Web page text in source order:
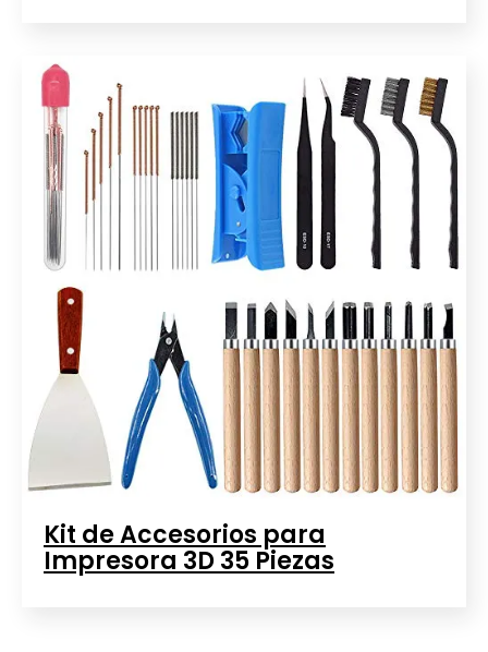
Kit de Accesorios para
Impresora 3D 35 Piezas